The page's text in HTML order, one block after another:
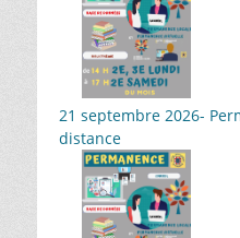
21 septembre 2026-
distance